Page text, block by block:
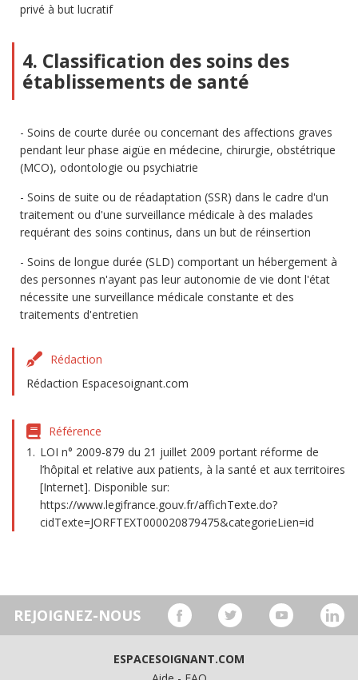
privé à but lucratif
4. Classification des soins des
établissements de santé
Soins de courte durée ou concernant des affections graves
pendant leur phase aigüe en médecine, chirurgie, obstétrique
(MCO), odontologie ou psychiatrie
Soins de suite ou de réadaptation (SSR) dans le cadre d'un
traitement ou d'une surveillance médicale à des malades
requérant des soins continus, dans un but de réinsertion
Soins de longue durée (SLD) comportant un hébergement à
des personnes n'ayant pas leur autonomie de vie dont l'état
nécessite une surveillance médicale constante et des
traitements d'entretien
Rédaction
Rédaction Espacesoignant.com
Référence
LOI n° 2009-879 du 21 juillet 2009 portant réforme de
l’hôpital et relative aux patients, à la santé et aux territoires
[Internet]. Disponible sur:
https://www.legifrance.gouv.fr/affichTexte.do?
cidTexte=JORFTEXT000020879475&categorieLien=id
REJOIGNEZ-NOUS
ESPACESOIGNANT.COM